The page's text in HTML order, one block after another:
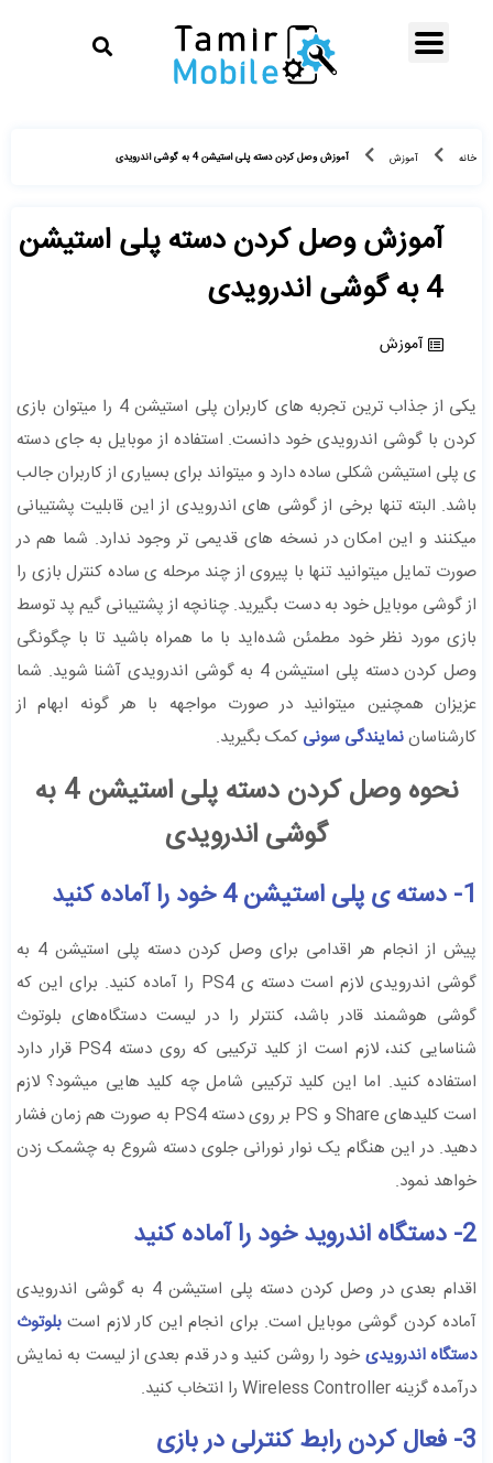
خانه آموزش آموزش وصل کردن دسته پلی استیشن 4 به گوشی اندرویدی
آموزش وصل کردن دسته پلی استیشن
4 به گوشی اندرویدی
آموزش
یکی از جذاب ترین تجربه های کاربران پلی استیشن 4 را میتوان بازی
کردن با گوشی اندرویدی خود دانست. استفاده از موبایل به جای دسته
ی پلی استیشن شکلی ساده دارد و میتواند برای بسیاری از کاربران جالب
باشد. البته تنها برخی از گوشی های اندرویدی از این قابلیت پشتیبانی
میکنند و این امکان در نسخه های قدیمی تر وجود ندارد. شما هم در
صورت تمایل میتوانید تنها با پیروی از چند مرحله ی ساده کنترل بازی را
از گوشی موبایل خود به دست بگیرید. چنانچه از پشتیبانی گیم‌ پد توسط
بازی مورد نظر خود مطمئن شده‌اید با ما همراه باشید تا با چگونگی
وصل کردن دسته پلی استیشن 4 به گوشی اندرویدی آشنا شوید. شما
عزیزان همچنین میتوانید در صورت مواجهه با هر گونه ابهام از
کارشناساننمایندگی سونی کمک بگیرید.
نحوه وصل کردن دسته پلی استیشن 4 به
گوشی اندرویدی
1- دسته ی پلی استیشن 4 خود را آماده کنید
پیش از انجام هر اقدامی برای وصل کردن دسته پلی استیشن 4 به
گوشی اندرویدی لازم است دسته ی PS4 را آماده کنید. برای این که
گوشی هوشمند قادر باشد، کنترلر را در لیست دستگاه‌های بلوتوث
شناسایی کند، لازم است از کلید ترکیبی که روی دسته PS4 قرار دارد
استفاده کنید. اما این کلید ترکیبی شامل چه کلید هایی میشود؟ لازم
است کلیدهای Share و PS بر روی دسته PS4 به صورت هم زمان فشار
دهید. در این هنگام یک نوار نورانی جلوی دسته شروع به چشمک زدن
خواهد نمود.
2- دستگاه اندروید خود را آماده کنید
اقدام بعدی در وصل کردن دسته پلی استیشن 4 به گوشی اندرویدی
آماده کردن گوشی موبایل است. برای انجام این کار لازم است بلوتوث
دستگاه اندرویدی خود را روشن کنید و در قدم بعدی از لیست به نمایش
درآمده گزینه Wireless Controller را انتخاب کنید.
3- فعال کردن رابط کنترلی در بازی